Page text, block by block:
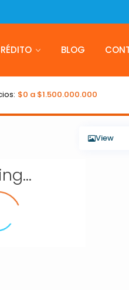
BLOG
$0 a $1.500.000.000
View